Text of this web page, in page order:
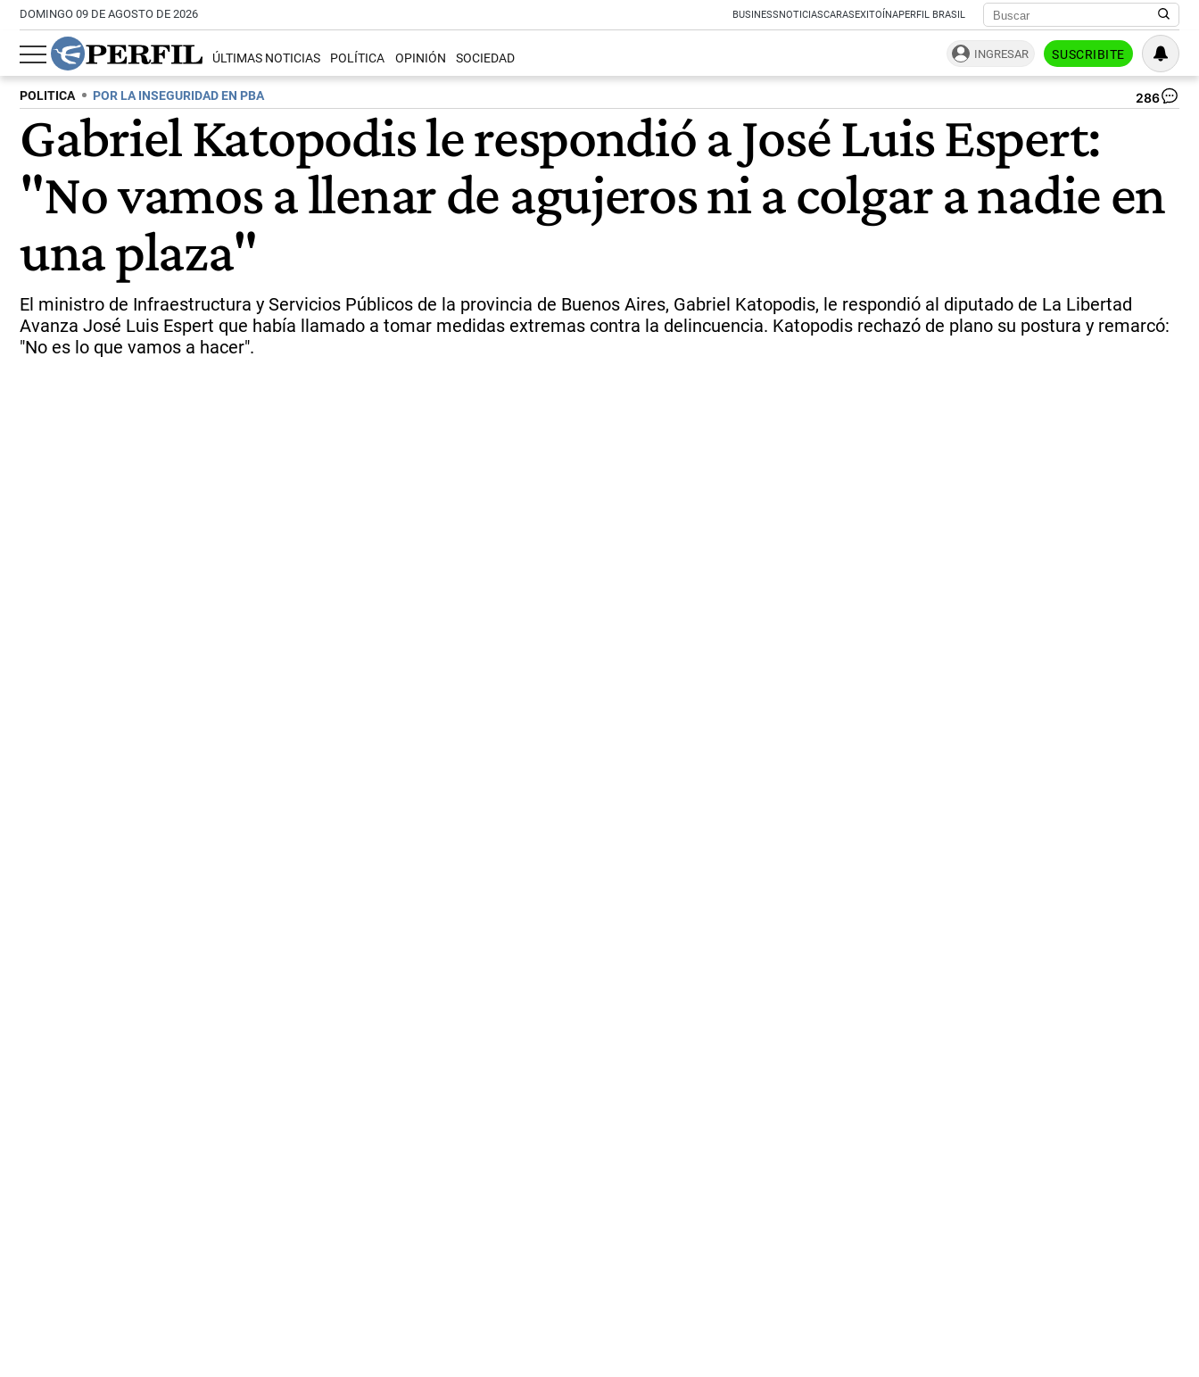
DOMINGO 09 DE AGOSTO DE 2026 BUSINESSNOTICIASCARASEXITOÍNAPERFIL BRASIL
ÚLTIMAS NOTICIAS POLÍTICA OPINIÓN SOCIEDAD INGRESAR SUSCRIBITE
POLITICA POR LA INSEGURIDAD EN PBA 286
Gabriel Katopodis le respondió a José Luis Espert:
"No vamos a llenar de agujeros ni a colgar a nadie en
una plaza"
El ministro de Infraestructura y Servicios Públicos de la provincia de Buenos Aires, Gabriel Katopodis, le respondió al diputado de La Libertad
Avanza José Luis Espert que había llamado a tomar medidas extremas contra la delincuencia. Katopodis rechazó de plano su postura y remarcó:
"No es lo que vamos a hacer".